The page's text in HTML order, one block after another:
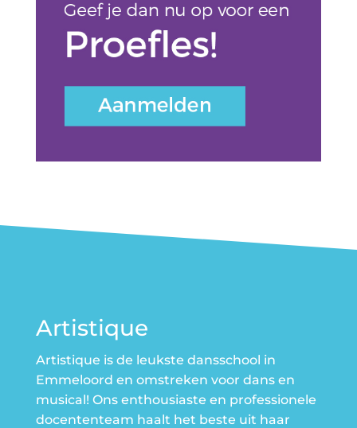
Artistique
Artistique is de leukste dansschool in
Emmeloord en omstreken voor dans en
musical! Ons enthousiaste en professionele
docententeam haalt het beste uit haar